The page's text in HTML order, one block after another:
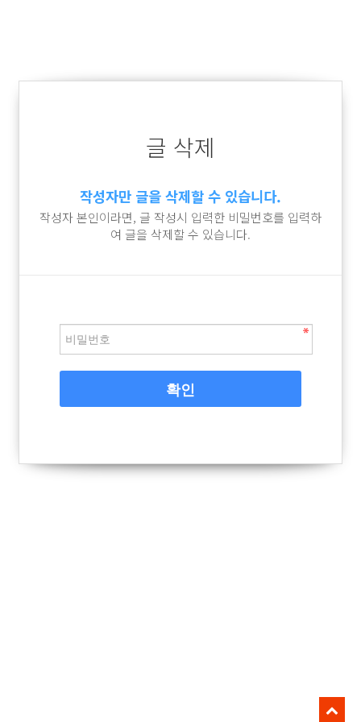
글 삭제
작성자만 글을 삭제할 수 있습니다.
작성자 본인이라면, 글 작성시 입력한 비밀번호를 입력하
여 글을 삭제할 수 있습니다.